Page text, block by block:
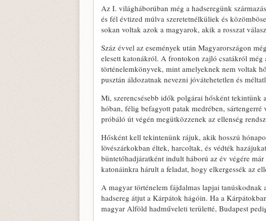
Az I. világháborúban még a hadseregünk
és fél évtized múlva szeretetnélküliek és
sokan voltak azok a magyarok, akik a rosszat
Száz évvel az események után Magyarországon
elesett katonákról. A frontokon zajló csatákról
történelemkönyvek, mint amelyeknek nem voltak
pusztán áldozatnak nevezni jóvátehetetlen és
Mi, szerencsésebb idők polgárai hősként tekintünk
hóban, félig befagyott patak medrében,
próbáló út végén megütközzenek az ellenség
Hősként kell tekintenünk rájuk, akik hosszú
lövészárkokban éltek, harcoltak, és védték
büntetőhadjáratként indult háború az év végére
katonáinkra hárult a feladat, hogy elkergessék az
A magyar történelem fájdalmas lapjai tanúskodnak
hadsereg átjut a Kárpátok hágóin. Ha a
magyar Alföld hadműveleti területté, Budapest